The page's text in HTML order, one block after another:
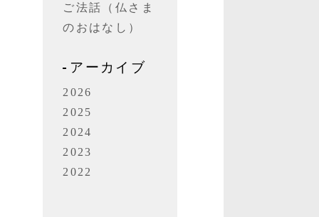
ご法話（仏さま
のおはなし）
アーカイブ
2026
2025
2024
2023
2022